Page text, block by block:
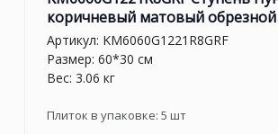
коричневый матовый обрезной
Артикул: KM6060G1221R8GRF
Размер: 60*30 см
Вес: 3.06 кг
Плиток в упаковке: 5 шт